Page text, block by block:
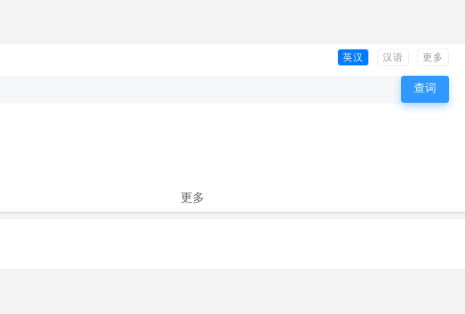
英汉 汉语 更多
更多